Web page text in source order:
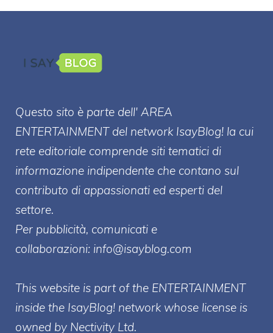
Questo sito è parte dell' AREA
ENTERTAINMENT del network IsayBlog! la cui
rete editoriale comprende siti tematici di
informazione indipendente che contano sul
contributo di appassionati ed esperti del
settore.
Per pubblicità, comunicati e
collaborazioni: info@isayblog.com
This website is part of the ENTERTAINMENT
inside the IsayBlog! network whose license is
owned by Nectivity Ltd.